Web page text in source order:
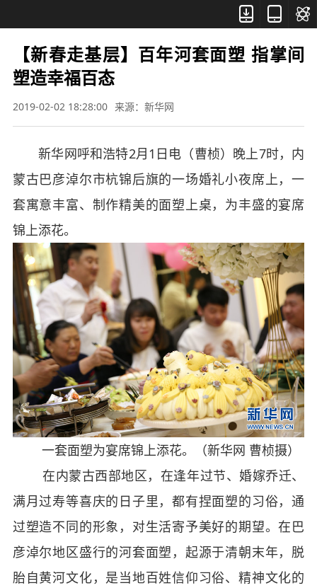



【新春走基层】百年河套面塑 指掌间
塑造幸福百态
2019-02-02 18:28:00 来源：新华网
新华网呼和浩特2月1日电（曹桢）晚上7时，内
蒙古巴彦淖尔市杭锦后旗的一场婚礼小夜席上，一
套寓意丰富、制作精美的面塑上桌，为丰盛的宴席
锦上添花。
一套面塑为宴席锦上添花。（新华网 曹桢摄）
在内蒙古西部地区，在逢年过节、婚嫁乔迁、
满月过寿等喜庆的日子里，都有捏面塑的习俗，通
过塑造不同的形象，对生活寄予美好的期望。在巴
彦淖尔地区盛行的河套面塑，起源于清朝末年，脱
胎自黄河文化，是当地百姓信仰习俗、精神文化的